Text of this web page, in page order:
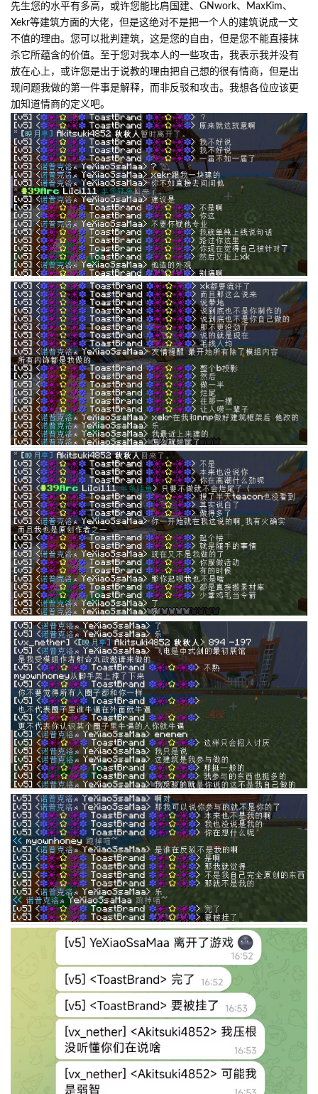
先生您的水平有多高，或许您能比肩国建、GNwork、MaxKim、
Xekr等建筑方面的大佬，但是这绝对不是把一个人的建筑说成一文
不值的理由。您可以批判建筑，这是您的自由，但是您不能直接抹
杀它所蕴含的价值。至于您对我本人的一些攻击，我表示我并没有
放在心上，或许您是出于说教的理由把自己想的很有情商，但是出
现问题我做的第一件事是解释，而非反驳和攻击。我想各位应该更
加知道情商的定义吧。